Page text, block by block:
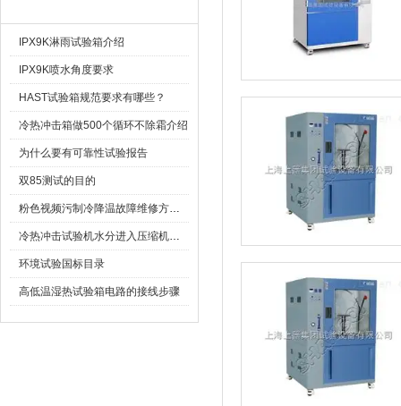
IPX9K淋雨试验箱介绍
IPX9K喷水角度要求
HAST试验箱规范要求有哪些？
冷热冲击箱做500个循环不除霜介绍
为什么要有可靠性试验报告
双85测试的目的
粉色视频污制冷降温故障维修方法的说明
冷热冲击试验机水分进入压缩机冰堵的解决方案
环境试验国标目录
高低温湿热试验箱电路的接线步骤